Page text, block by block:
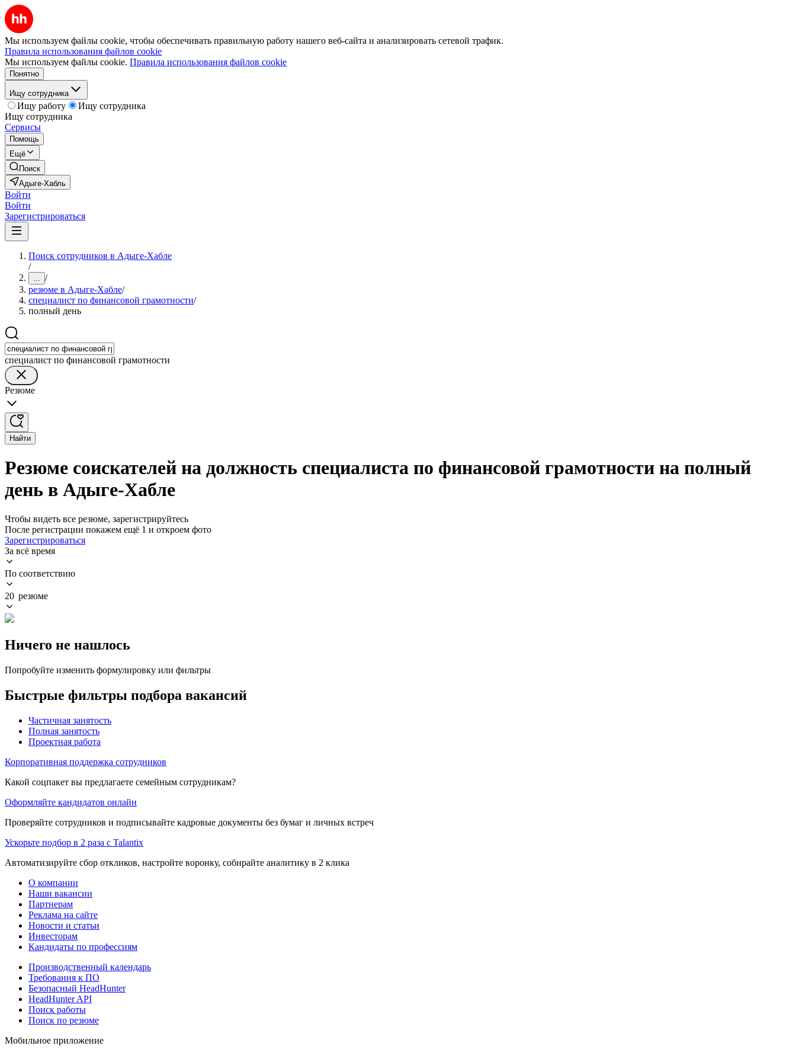
Мы используем файлы cookie, чтобы обеспечивать правильную работу нашего веб-сайта и анализировать сетевой трафик.
Правила использования файлов cookie
Мы используем файлы cookie. Правила использования файлов cookie
Понятно
Ищу сотрудника
Ищу работу
Ищу сотрудника
Ищу сотрудника
Сервисы
Помощь
Ещё
Поиск
Адыге-Хабль
Войти
Войти
Зарегистрироваться
Поиск сотрудников в Адыге-Хабле
/
... /
резюме в Адыге-Хабле/
специалист по финансовой грамотности/
полный день
специалист по финансовой грамотности
Резюме
Найти
Резюме соискателей на должность специалиста по финансовой грамотности на полный
день в Адыге-Хабле
Чтобы видеть все резюме, зарегистрируйтесь
После регистрации покажем ещё 1 и откроем фото
Зарегистрироваться
За всё время
По соответствию
20 резюме
Ничего не нашлось
Попробуйте изменить формулировку или фильтры
Быстрые фильтры подбора вакансий
Частичная занятость
Полная занятость
Проектная работа
Корпоративная поддержка сотрудников
Какой соцпакет вы предлагаете семейным сотрудникам?
Оформляйте кандидатов онлайн
Проверяйте сотрудников и подписывайте кадровые документы без бумаг и личных встреч
Ускорьте подбор в 2 раза с Talantix
Автоматизируйте сбор откликов, настройте воронку, собирайте аналитику в 2 клика
О компании
Наши вакансии
Партнерам
Реклама на сайте
Новости и статьи
Инвесторам
Кандидаты по профессиям
Производственный календарь
Требования к ПО
Безопасный HeadHunter
HeadHunter API
Поиск работы
Поиск по резюме
Мобильное приложение